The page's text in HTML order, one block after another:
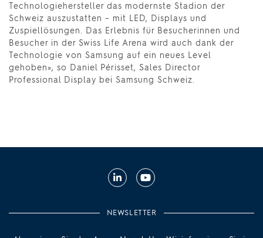
Technologiehersteller das modernste Stadion der
Schweiz auszustatten – mit LED, Displays und
Zuspiellösungen. Das Erlebnis für Besucherinnen und
Besucher in der Swiss Life Arena wird auch dank der
Technologie von Samsung auf ein neues Level
gehoben», so Daniel Périsset, Sales Director
Professional Display bei Samsung Schweiz.
LinkedIn
NEWSLETTER